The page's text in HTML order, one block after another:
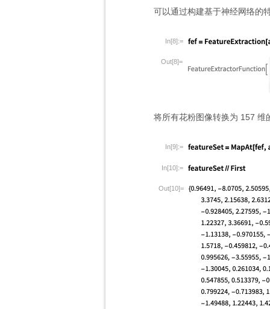
可以通过构建基于神经网络的
In[8]:=
Out[8]=
将所有花粉图像转换为 157 维
In[9]:=
In[10]:=
Out[10]=